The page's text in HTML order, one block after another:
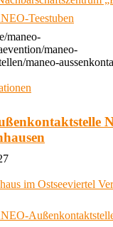
Teestuben
maneo-
maneo-
maneo-
im Ostseeviertel